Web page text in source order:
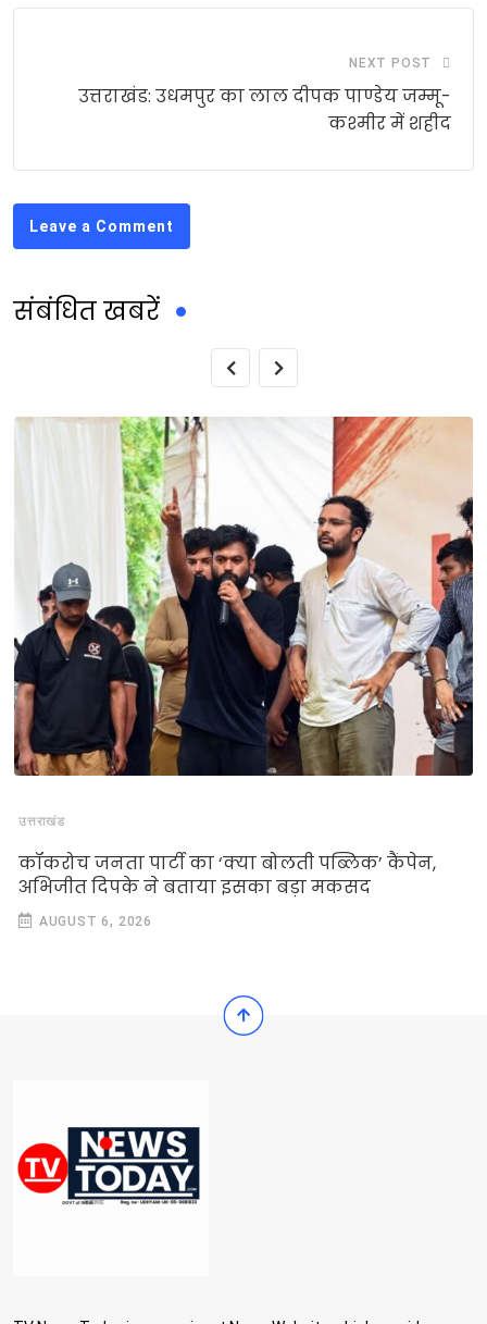
NEXT POST
उत्तराखंड: उधमपुर का लाल दीपक पाण्डेय जम्मू-
कश्मीर में शहीद
Leave a Comment
संबंधित खबरें
उत्तराखंड
कॉकरोच जनता पार्टी का ‘क्या बोलती पब्लिक’ कैंपेन,
अभिजीत दिपके ने बताया इसका बड़ा मकसद
AUGUST 6, 2026